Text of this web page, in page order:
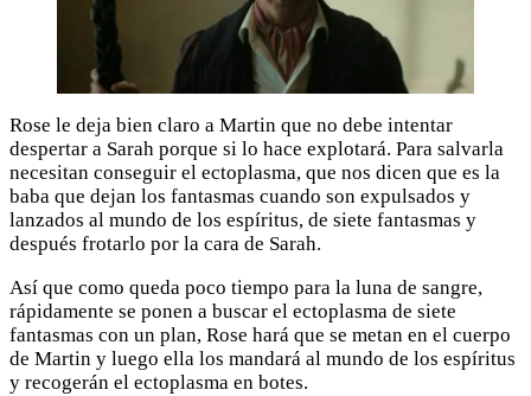
Rose le deja bien claro a Martin que no debe intentar
despertar a Sarah porque si lo hace explotará. Para salvarla
necesitan conseguir el ectoplasma, que nos dicen que es la
baba que dejan los fantasmas cuando son expulsados y
lanzados al mundo de los espíritus, de siete fantasmas y
después frotarlo por la cara de Sarah.
Así que como queda poco tiempo para la luna de sangre,
rápidamente se ponen a buscar el ectoplasma de siete
fantasmas con un plan, Rose hará que se metan en el cuerpo
de Martin y luego ella los mandará al mundo de los espíritus
y recogerán el ectoplasma en botes.